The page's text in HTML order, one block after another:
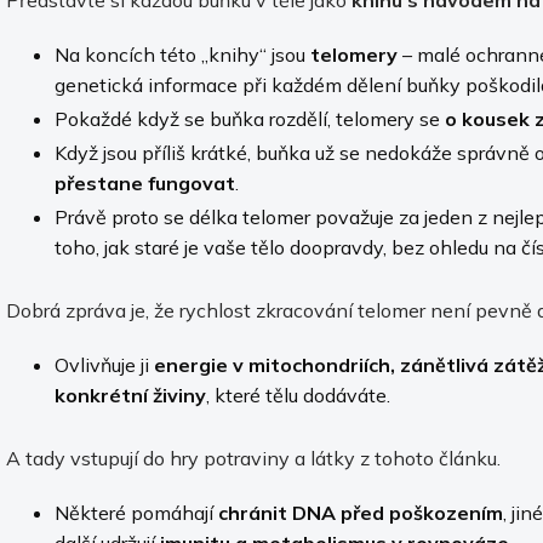
Na koncích této „knihy“ jsou telomery – malé
genetická informace při každém dělení buňky
Pokaždé když se buňka rozdělí, telomery se o kousek
Když jsou příliš krátké, buňka už se nedokáže
přestane fungovat
Právě proto se délka telomer považuje za jeden z
toho, jak staré je vaše tělo doopravdy, bez ohledu na
Dobrá zpráva je, že rychlost zkracování telomer není pevně
Ovlivňuje ji energie v mitochondriích, zánětlivá
konkrétní živiny , které tělu dodáváte.
A tady vstupují do hry potraviny a látky z tohoto článku.
Některé pomáhají chránit DNA před poškozením ,